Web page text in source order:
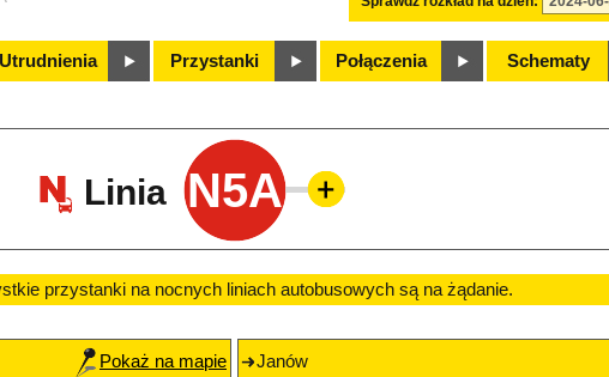
Utrudnienia Przystanki Połączenia Schematy
Linia N5A
przystanki na nocnych liniach autobusowych są na żądanie.
Pokaż na mapie
Janów